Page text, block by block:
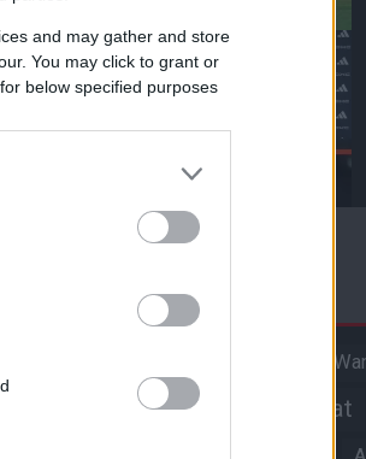
and may gather and store
You may click to grant or
below specified purposes
Aaron
Akadémiai csapat